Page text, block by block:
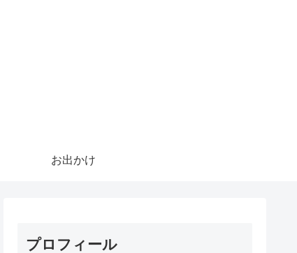
お出かけ
プロフィール